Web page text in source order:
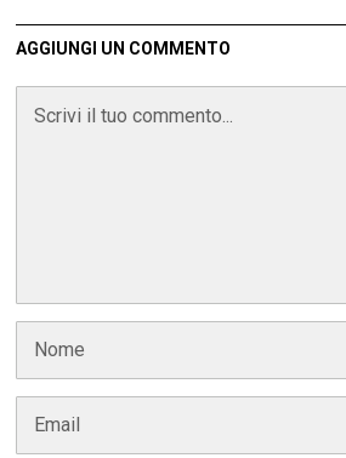
AGGIUNGI UN COMMENTO